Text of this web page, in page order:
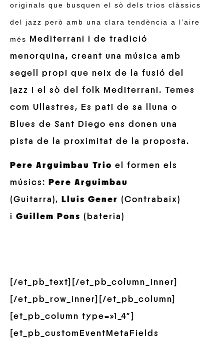
originals que busquen el sò dels trios clàssics
del jazz però amb una clara tendència a l’aire
més
Mediterrani i de tradició
menorquina, creant una música amb
segell propi que neix de la fusió del
jazz i el sò del folk Mediterrani. Temes
com Ullastres, Es pati de sa lluna o
Blues de Sant Diego ens donen una
pista de la proximitat de la proposta.
Pere Arguimbau Trio el formen els
músics:
Pere Arguimbau
(Guitarra),
Lluis Gener (Contrabaix)
i Guillem Pons (bateria)
[/et_pb_text][/et_pb_column_inner]
[/et_pb_row_inner][/et_pb_column]
[et_pb_column type=»1_4″]
[et_pb_customEventMetaFields